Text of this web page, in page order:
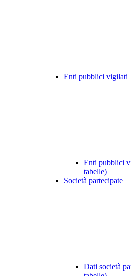
Enti pubblici vigilati
Enti pubblici
tabelle)
Società partecipate
Dati società